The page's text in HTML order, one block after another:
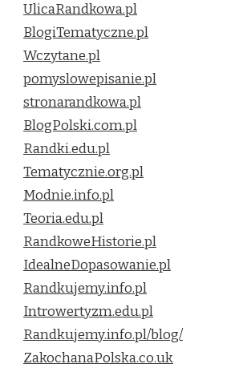
UlicaRandkowa.pl
BlogiTematyczne.pl
Wczytane.pl
pomyslowepisanie.pl
stronarandkowa.pl
BlogPolski.com.pl
Randki.edu.pl
Tematycznie.org.pl
Modnie.info.pl
Teoria.edu.pl
RandkoweHistorie.pl
IdealneDopasowanie.pl
Randkujemy.info.pl
Introwertyzm.edu.pl
Randkujemy.info.pl/blog/
ZakochanaPolska.co.uk